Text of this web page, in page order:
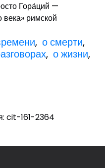
Гора́ций —
века» римской
,о смерти,
,о жизни,
cit-161-2364